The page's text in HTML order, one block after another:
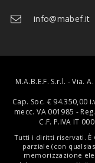
info@mabef.it
M.A.B.E.F. S.r.l. - Via.
Cap. Soc. € 94.350,00
mecc. VA 001985 -
C.F. P.IVA IT
Tutti i diritti riservati. È
parziale (con
memorizzazione